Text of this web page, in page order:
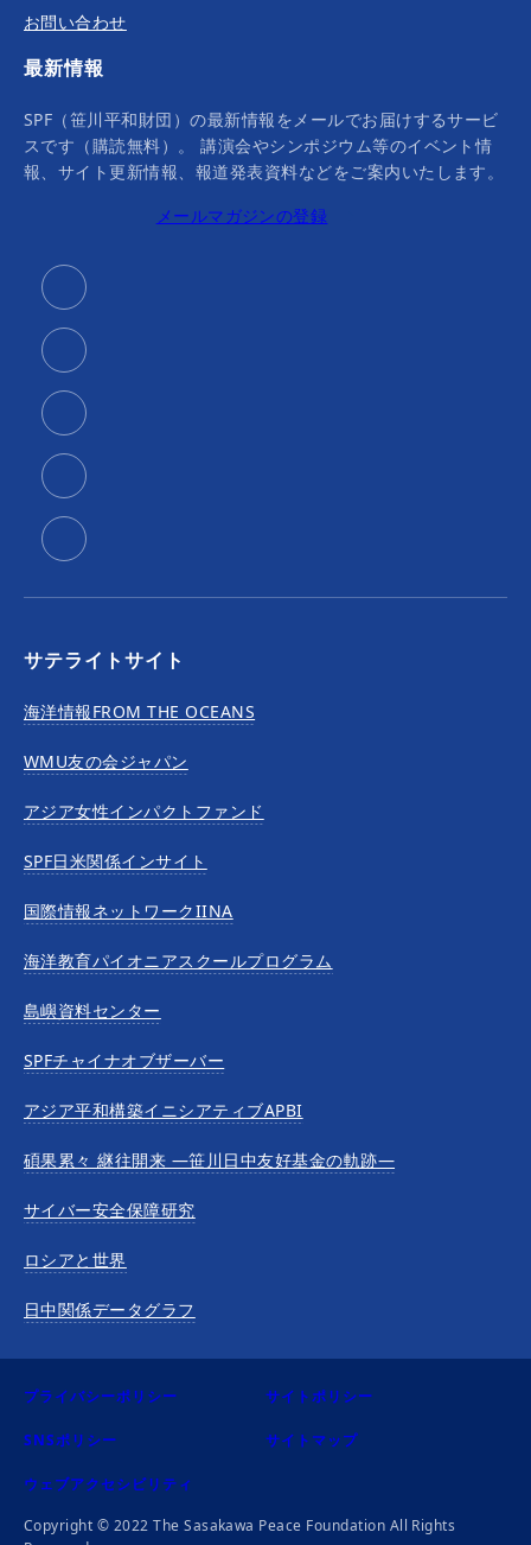
お問い合わせ
最新情報
SPF（笹川平和財団）の最新情報をメールでお届けするサービ
スです（購読無料）。 講演会やシンポジウム等のイベント情
報、サイト更新情報、報道発表資料などをご案内いたします。
メールマガジンの登録
サテライトサイト
海洋情報FROM THE OCEANS
WMU友の会ジャパン
アジア女性インパクトファンド
SPF日米関係インサイト
国際情報ネットワークIINA
海洋教育パイオニアスクールプログラム
島嶼資料センター
SPFチャイナオブザーバー
アジア平和構築イニシアティブAPBI
碩果累々 継往開来 —笹川日中友好基金の軌跡—
サイバー安全保障研究
ロシアと世界
日中関係データグラフ
プライバシーポリシー サイトポリシー
SNSポリシー サイトマップ
ウェブアクセシビリティ
Copyright © 2022 The Sasakawa Peace Foundation All Rights